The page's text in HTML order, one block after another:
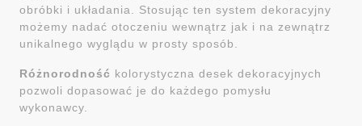
obróbki i układania. Stosując ten system dekoracyjny
możemy nadać otoczeniu wewnątrz jak i na zewnątrz
unikalnego wyglądu w prosty sposób.
Różnorodność kolorystyczna desek dekoracyjnych
pozwoli dopasować je do każdego pomysłu
wykonawcy.